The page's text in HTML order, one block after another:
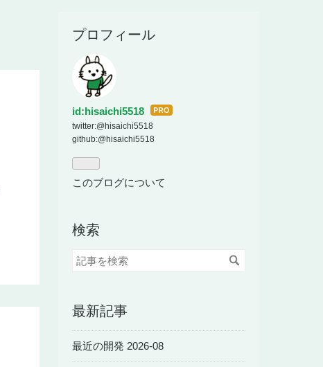
プロフィール
id:hisaichi5518 はて
なブ
ログ
twitter:@hisaichi5518
github:@hisaichi5518
このブログについて
検索
最新記事
最近の開発 2026-08